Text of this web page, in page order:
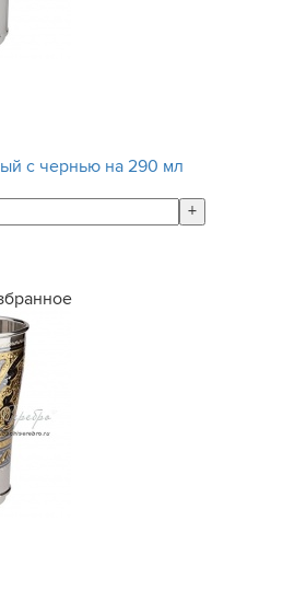
с чернью на 290 мл
+